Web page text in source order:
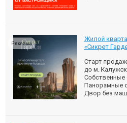
Жилой
«Сикрет
Старт
до м.
Собственные
Панорамные
Двор без
Реклама